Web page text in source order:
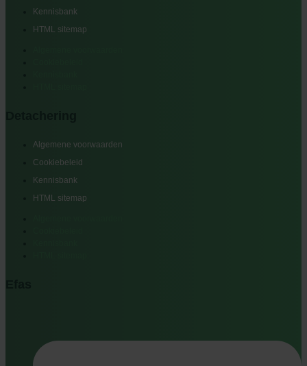
Kennisbank
HTML sitemap
Algemene voorwaarden
Cookiebeleid
Kennisbank
HTML sitemap